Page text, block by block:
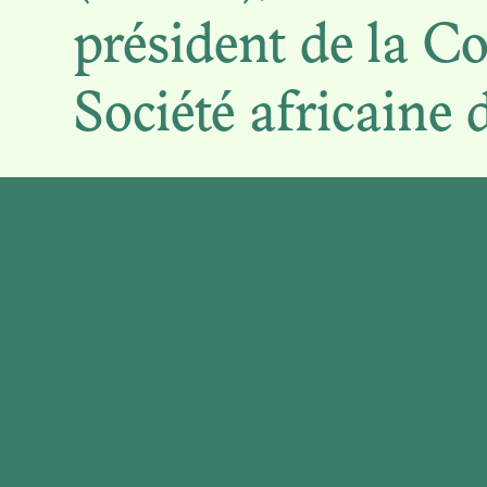
président de la
Société africaine